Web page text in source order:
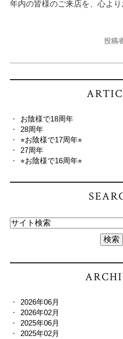
年内の皆様のご来店を、心よ
投稿
お陰様で18周年
28周年
⭐︎お陰様で17周年⭐︎
27周年
⭐︎お陰様で16周年⭐︎
2026年06月
2026年02月
2025年06月
2025年02月